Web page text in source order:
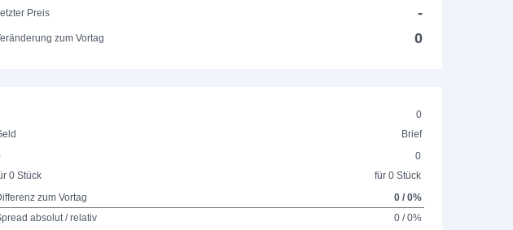
Preis
-
zum Vortag 0
0
Brief
0 Stück
0
für 0 Stück
zum Vortag
0 / 0%
absolut / relativ
0 / 0%